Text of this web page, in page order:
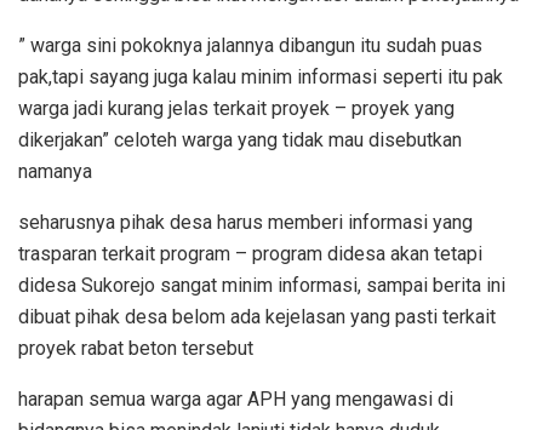
” warga sini pokoknya jalannya dibangun itu sudah puas
pak,tapi sayang juga kalau minim informasi seperti itu pak
warga jadi kurang jelas terkait proyek – proyek yang
dikerjakan” celoteh warga yang tidak mau disebutkan
namanya
seharusnya pihak desa harus memberi informasi yang
trasparan terkait program – program didesa akan tetapi
didesa Sukorejo sangat minim informasi, sampai berita ini
dibuat pihak desa belom ada kejelasan yang pasti terkait
proyek rabat beton tersebut
harapan semua warga agar APH yang mengawasi di